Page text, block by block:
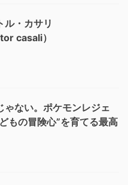
ル・カサリ
casali）
ゃない。ポケモンレジェ
もの冒険心”を育てる最高